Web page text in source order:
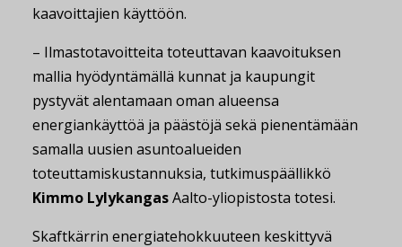
kaavoittajien käyttöön.
– Ilmastotavoitteita toteuttavan kaavoituksen
mallia hyödyntämällä kunnat ja kaupungit
pystyvät alentamaan oman alueensa
energiankäyttöä ja päästöjä sekä pienentämään
samalla uusien asuntoalueiden
toteuttamiskustannuksia, tutkimuspäällikkö
Kimmo LylykangasAalto-yliopistosta totesi.
Skaftkärrin energiatehokkuuteen keskittyvä